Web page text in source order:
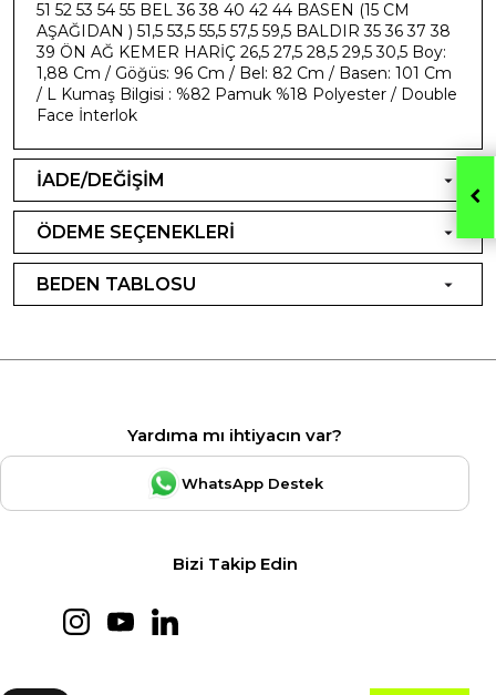
51 52 53 54 55 BEL 36 38 40 42 44 BASEN (15 CM
AŞAĞIDAN ) 51,5 53,5 55,5 57,5 59,5 BALDIR 35 36 37 38
39 ÖN AĞ KEMER HARİÇ 26,5 27,5 28,5 29,5 30,5 Boy:
1,88 Cm / Göğüs: 96 Cm / Bel: 82 Cm / Basen: 101 Cm
/ L Kumaş Bilgisi : %82 Pamuk %18 Polyester / Double
Face İnterlok
İADE/DEĞİŞİM
ÖDEME SEÇENEKLERİ
BEDEN TABLOSU
Yardıma mı ihtiyacın var?
WhatsApp Destek
Bizi Takip Edin